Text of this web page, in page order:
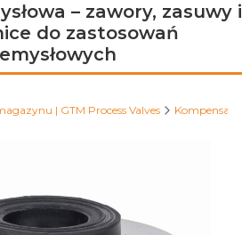
– zawory, zasuwy i
do zastosowań
| GTM Process Valves